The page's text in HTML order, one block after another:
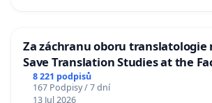
Za záchranu oboru translatologie
Save Translation Studies at the
Charles University
8 221 podpisů
167 Podpisy / 7 dní
13 Jul 2026